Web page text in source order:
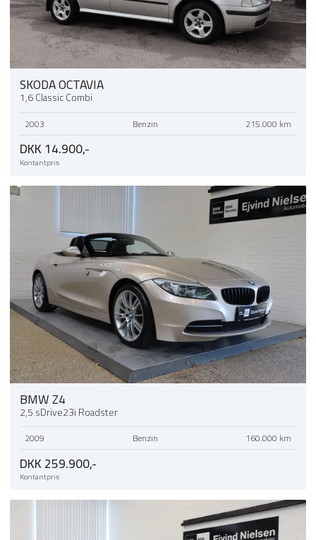
skiltegenkendelse
sportssæder
svingbart anhængertræk (elektrisk)
sædevarme
trådløs mobilopladning
SKODA OCTAVIA
1,6 Classic Combi
2003 Benzin 215.000 km
DKK 14.900,-
Kontantpris
BMW Z4
2,5 sDrive23i Roadster
2009 Benzin 160.000 km
DKK 259.900,-
Kontantpris